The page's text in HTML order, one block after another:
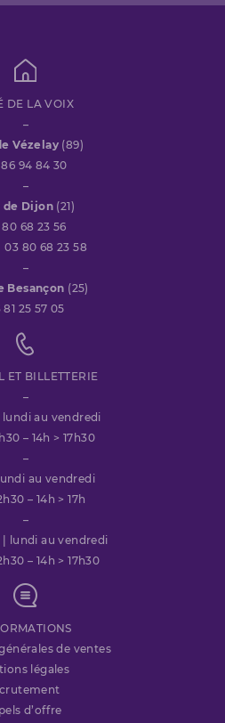
DE LA VOIX
–
Vézelay (89)
94 84 30
–
de Dijon (21)
68 23 56
03 80 68 23 58
–
Besançon (25)
81 25 57 05
ET BILLETTERIE
–
lundi au vendredi
– 14h > 17h30
–
au vendredi
– 14h > 17h
–
| lundi au vendredi
– 14h > 17h30
de ventes
légales
d’offre